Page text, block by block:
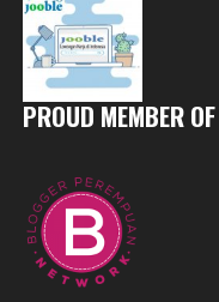
PROUD MEMBER OF